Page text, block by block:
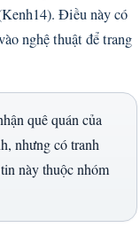
Điều này có
nghệ thuật để trang
quê quán của
nhưng có tranh
này thuộc nhóm